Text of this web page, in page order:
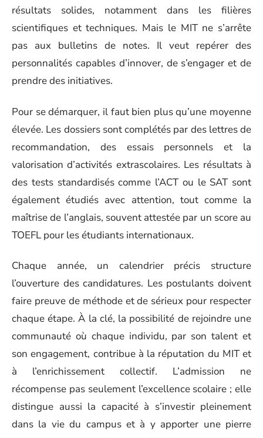
résultats solides, notamment dans les filières
scientifiques et techniques. Mais le MIT ne s’arrête
pas aux bulletins de notes. Il veut repérer des
personnalités capables d’innover, de s’engager et de
prendre des initiatives.
Pour se démarquer, il faut bien plus qu’une moyenne
élevée. Les dossiers sont complétés par des lettres de
recommandation, des essais personnels et la
valorisation d’activités extrascolaires. Les résultats à
des tests standardisés comme l’ACT ou le SAT sont
également étudiés avec attention, tout comme la
maîtrise de l’anglais, souvent attestée par un score au
TOEFL pour les étudiants internationaux.
Chaque année, un calendrier précis structure
l’ouverture des candidatures. Les postulants doivent
faire preuve de méthode et de sérieux pour respecter
chaque étape. À la clé, la possibilité de rejoindre une
communauté où chaque individu, par son talent et
son engagement, contribue à la réputation du MIT et
à l’enrichissement collectif. L’admission ne
récompense pas seulement l’excellence scolaire ; elle
distingue aussi la capacité à s’investir pleinement
dans la vie du campus et à y apporter une pierre